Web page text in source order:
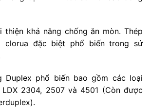
khả năng chống ăn mòn. Thép
clorua đặc biệt phổ biến trong sử
Duplex phổ biến bao gồm các loại
LDX 2304, 2507 và 4501 (Còn được